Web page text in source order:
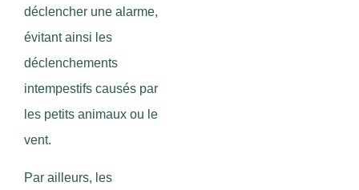
déclencher une alarme,
évitant ainsi les
déclenchements
intempestifs causés par
les petits animaux ou le
vent.
Par ailleurs, les